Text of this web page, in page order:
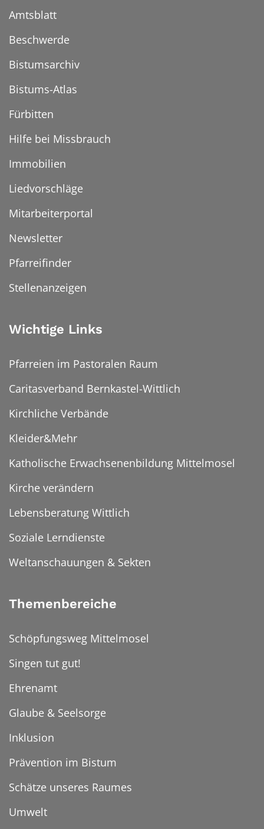
Amtsblatt
Beschwerde
Bistumsarchiv
Bistums-Atlas
Fürbitten
Hilfe bei Missbrauch
Immobilien
Liedvorschläge
Mitarbeiterportal
Newsletter
Pfarreifinder
Stellenanzeigen
Wichtige Links
Pfarreien im Pastoralen Raum
Caritasverband Bernkastel-Wittlich
Kirchliche Verbände
Kleider&Mehr
Katholische Erwachsenenbildung Mittelmosel
Kirche verändern
Lebensberatung Wittlich
Soziale Lerndienste
Weltanschauungen & Sekten
Themenbereiche
Schöpfungsweg Mittelmosel
Singen tut gut!
Ehrenamt
Glaube & Seelsorge
Inklusion
Prävention im Bistum
Schätze unseres Raumes
Umwelt